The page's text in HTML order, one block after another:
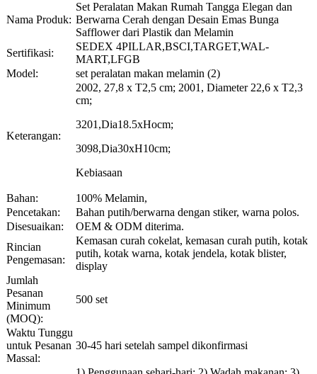
Nama Produk:
Set Peralatan Makan Rumah Tangga Elegan dan
Berwarna Cerah dengan Desain Emas Bunga
Safflower dari Plastik dan Melamin
Sertifikasi:
SEDEX 4PILLAR,BSCI,TARGET,WAL-
MART,LFGB
Model:
set peralatan makan melamin (2)
Keterangan:
2002, 27,8 x T2,5 cm; 2001, Diameter 22,6 x T2,3
cm;
3201,Dia18.5xHocm;
3098,Dia30xH10cm;
Kebiasaan
Bahan:
100% Melamin,
Pencetakan:
Bahan putih/berwarna dengan stiker, warna polos.
Disesuaikan:
OEM & ODM diterima.
Rincian
Pengemasan:
Kemasan curah cokelat, kemasan curah putih, kotak
putih, kotak warna, kotak jendela, kotak blister,
display
Jumlah
Pesanan
Minimum
(MOQ):
500 set
Waktu Tunggu
untuk Pesanan
Massal:
30-45 hari setelah sampel dikonfirmasi